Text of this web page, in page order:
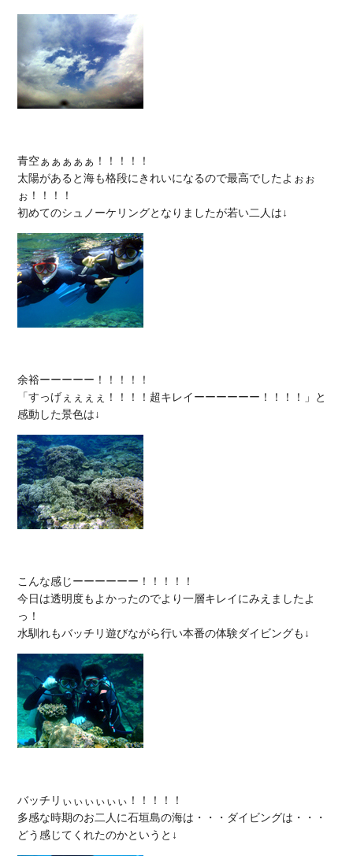
青空ぁぁぁぁぁ！！！！！
太陽があると海も格段にきれいになるので最高でしたよぉぉ
ぉ！！！！
余裕ーーーーー！！！！！
「すっげぇぇぇぇ！！！！超キレイーーーーーー！！！！」と
こんな感じーーーーーー！！！！！
今日は透明度もよかったのでより一層キレイにみえましたよ
っ！
バッチリぃぃぃぃぃぃ！！！！！
多感な時期のお二人に石垣島の海は・・・ダイビングは・・・